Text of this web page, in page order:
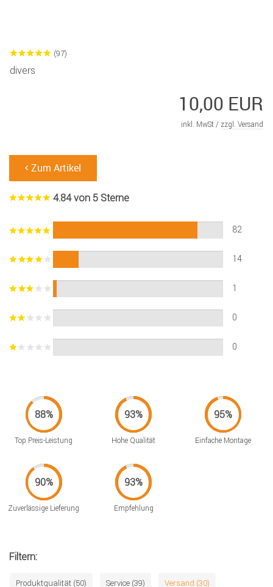
(97)
divers
10,00 EUR
inkl. MwSt / zzgl. Versand
Zum Artikel
4.84 von 5 Sterne
82
14
1
0
0
Top Preis-Leistung Hohe Qualität Einfache Montage
Zuverlässige Lieferung Empfehlung
Filtern:
Produktqualität (50) Service (39) Versand (30)